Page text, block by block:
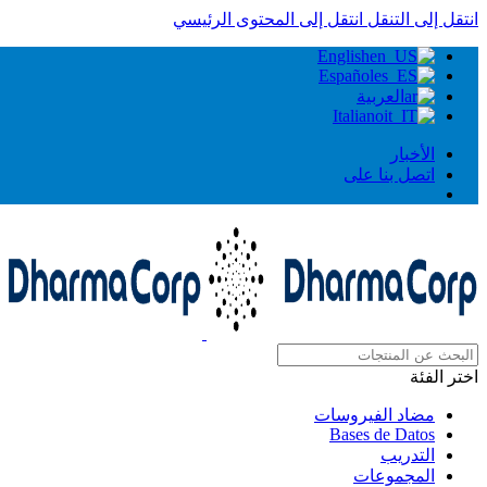
انتقل إلى التنقل انتقل إلى المحتوى الرئيسي
English
Español
العربية
Italiano
الأخبار
اتصل بنا على
اختر الفئة
مضاد الفيروسات
Bases de Datos
التدريب
المجموعات